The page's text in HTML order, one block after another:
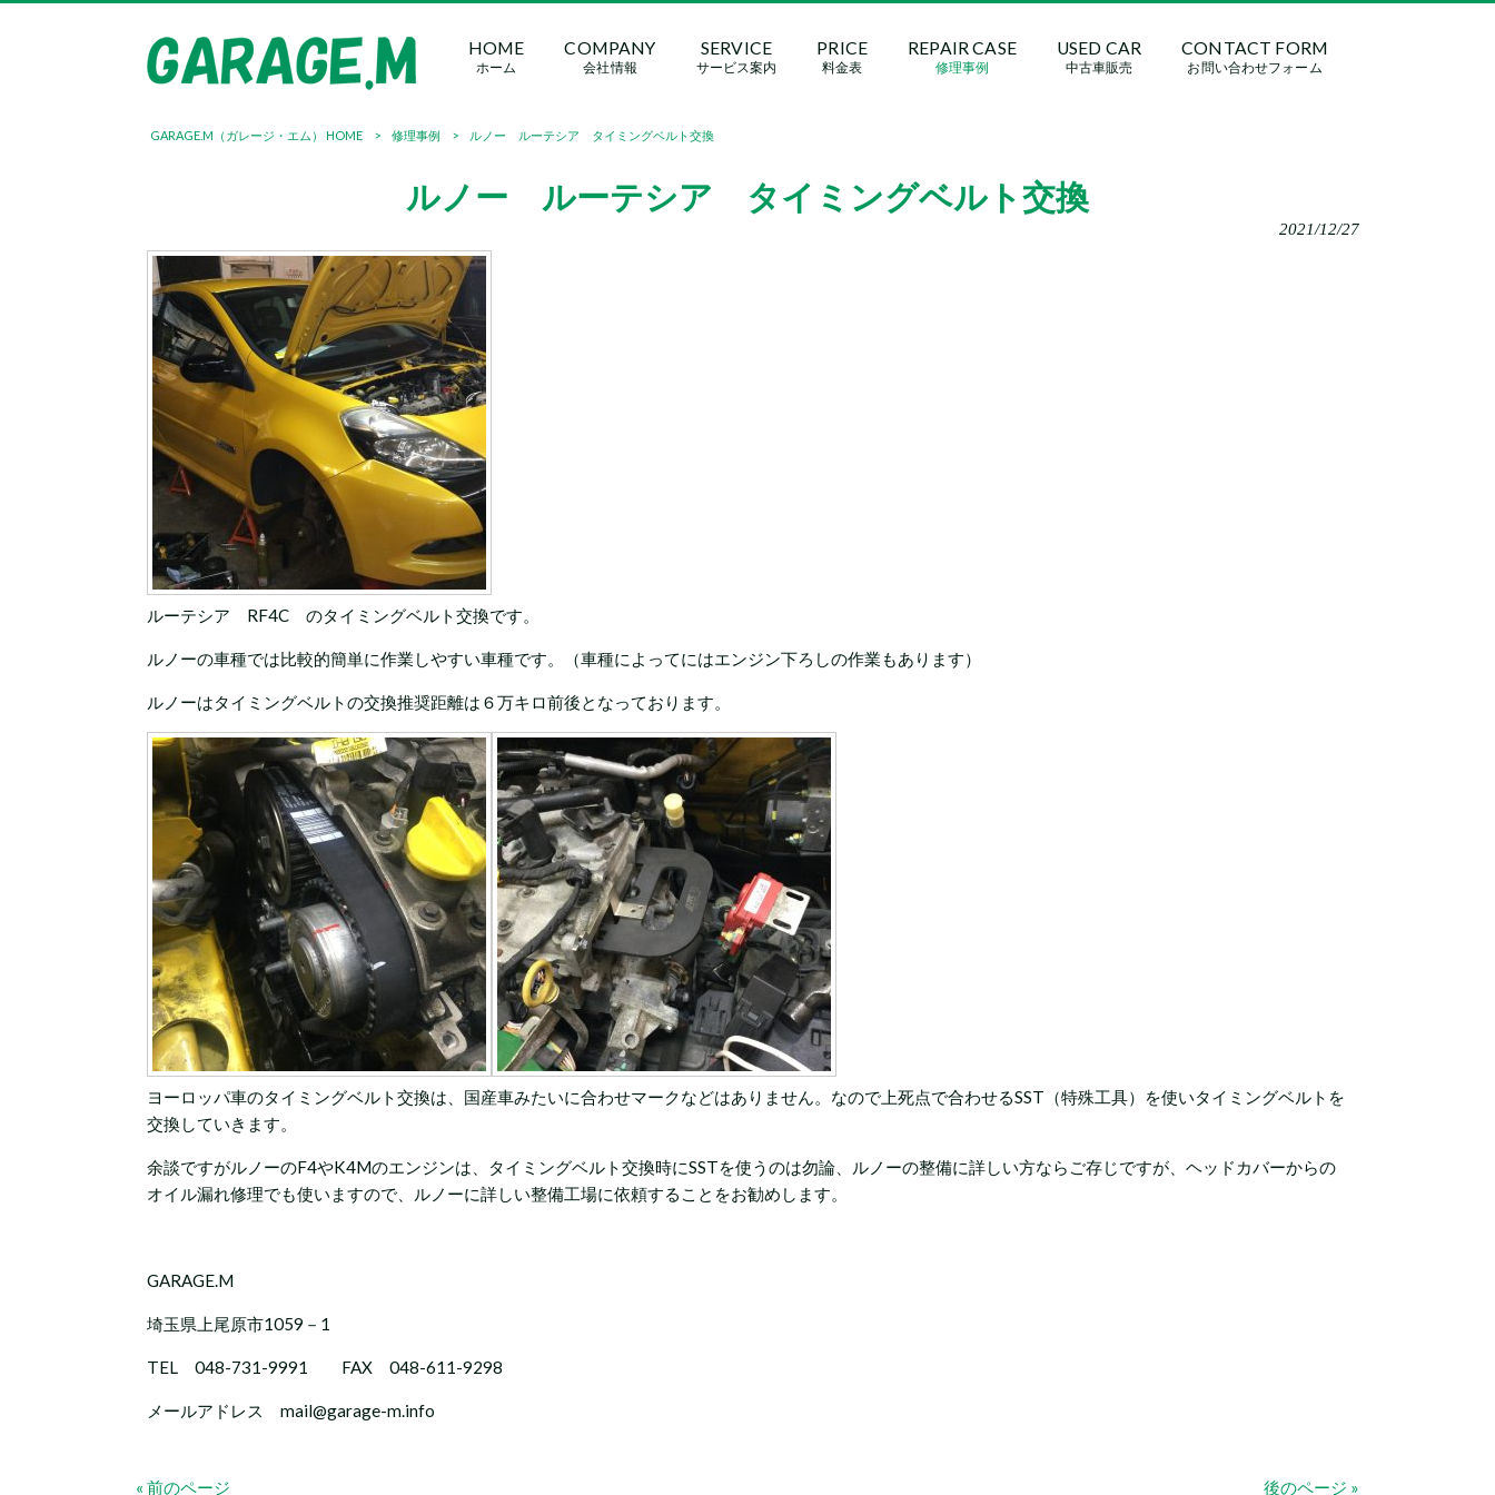
HOME
ホーム
COMPANY
会社情報
SERVICE
サービス案内
PRICE
料金表
REPAIR CASE
修理事例
USED CAR
中古車販売
CONTACT FORM
お問い合わせフォーム
GARAGE.M（ガレージ・エム） HOME > 修理事例 > ルノー ルーテシア タイミングベルト交換
ルノー ルーテシア タイミングベルト交換
2021/12/27
ルーテシア RF4C のタイミングベルト交換です。
ルノーの車種では比較的簡単に作業しやすい車種です。（車種によってにはエンジン下ろしの作業もあります）
ルノーはタイミングベルトの交換推奨距離は６万キロ前後となっております。
ヨーロッパ車のタイミングベルト交換は、国産車みたいに合わせマークなどはありません。なので上死点で合わせるSST（特殊工具）を使いタイミングベルトを
交換していきます。
余談ですがルノーのF4やK4Mのエンジンは、タイミングベルト交換時にSSTを使うのは勿論、ルノーの整備に詳しい方ならご存じですが、ヘッドカバーからの
オイル漏れ修理でも使いますので、ルノーに詳しい整備工場に依頼することをお勧めします。
GARAGE.M
埼玉県上尾原市1059－1
TEL 048-731-9991 FAX 048-611-9298
メールアドレス mail@garage-m.info
« 前のページ 後のページ »